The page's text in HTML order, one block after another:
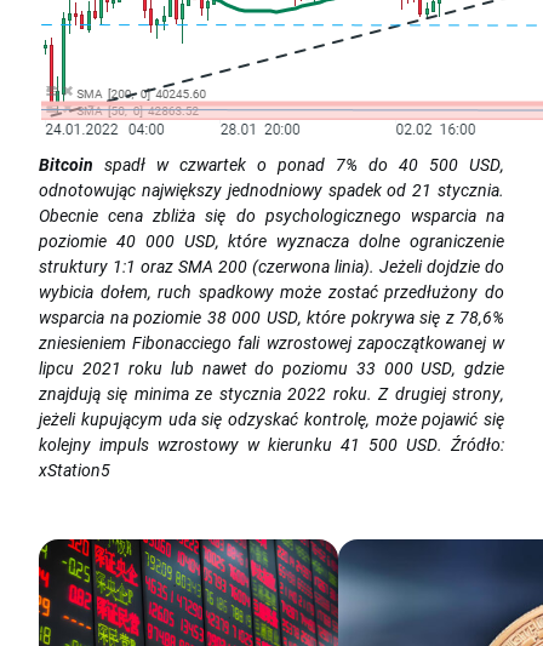
Bitcoin spadł w czwartek o ponad 7% do 40 500 USD,
odnotowując największy jednodniowy spadek od 21 stycznia.
Obecnie cena zbliża się do psychologicznego wsparcia na
poziomie 40 000 USD, które wyznacza dolne ograniczenie
struktury 1:1 oraz SMA 200 (czerwona linia). Jeżeli dojdzie do
wybicia dołem, ruch spadkowy może zostać przedłużony do
wsparcia na poziomie 38 000 USD, które pokrywa się z 78,6%
zniesieniem Fibonacciego fali wzrostowej zapoczątkowanej w
lipcu 2021 roku lub nawet do poziomu 33 000 USD, gdzie
znajdują się minima ze stycznia 2022 roku. Z drugiej strony,
jeżeli kupującym uda się odzyskać kontrolę, może pojawić się
kolejny impuls wzrostowy w kierunku 41 500 USD. Źródło:
xStation5